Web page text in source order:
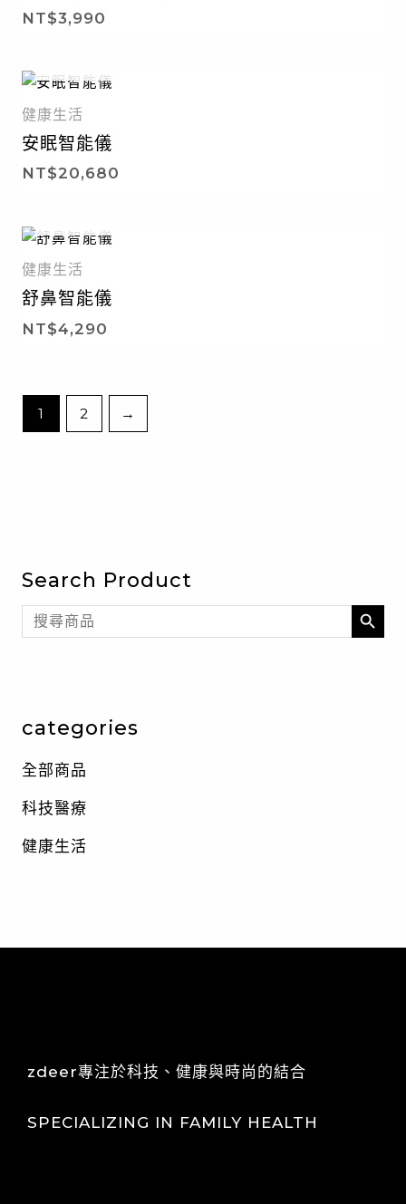
Search Product
Search
for:
SEARCH
categories
全部商品
科技醫療
健康生活
NT$3,990
健康生活
安眠智能儀
NT$20,680
健康生活
舒鼻智能儀
NT$4,290
1 2 →
zdeer專注於科技、健康與時尚的結合
SPECIALIZING IN FAMILY HEALTH